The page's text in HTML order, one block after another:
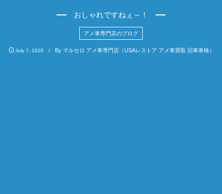
おしゃれですねぇ～！
アメ車専門店のブログ
July 7 ,2020 By マルセロ アメ車専門店（USAレストア アメ車買取 旧車車検）